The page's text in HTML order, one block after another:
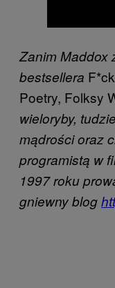
Zanim Maddox
bestsellera
Poetry, Folksy
wieloryby,
mądrości oraz
programistą w
1997 roku
gniewny blog